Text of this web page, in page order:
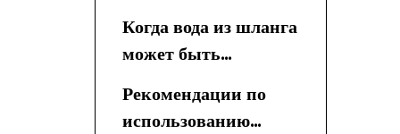
питья
Когда вода из шланга
может быть
Рекомендации по
использованию